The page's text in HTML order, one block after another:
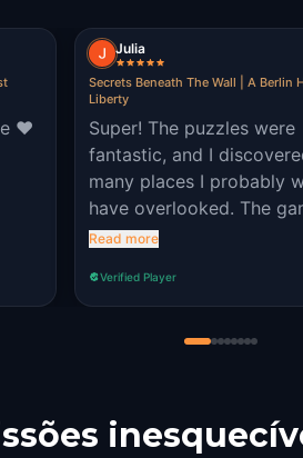
♥️
Julia
Secrets Beneath The Wall | A Berlin
Liberty
Super! The puzzles were
fantastic, and I
many places I probably
have overlooked. The
really draws your
the experience.
Read more
Verified Player